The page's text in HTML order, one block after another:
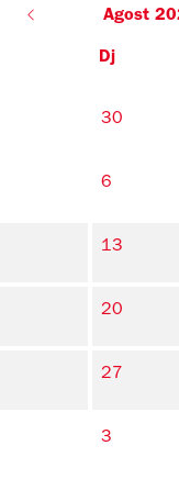
Agost
Dj
30
6
13
20
27
3